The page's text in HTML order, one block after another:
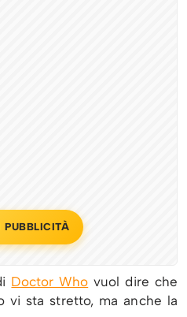
PUBBLICITÀ
Doctor Who vuol dire che
vi sta stretto, ma anche la